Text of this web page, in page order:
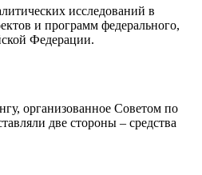
исследований в
и программ федерального,
Федерации.
организованное Советом по
две стороны – средства